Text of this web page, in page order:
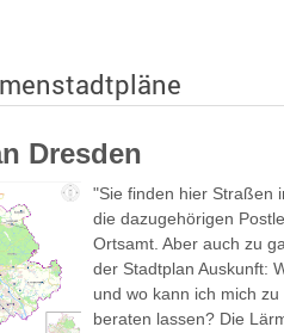
Dresden
"Sie finden hier Straßen
die dazugehörigen
Ortsamt. Aber auch zu
der Stadtplan Auskunft:
und wo kann ich mich
beraten lassen? Die